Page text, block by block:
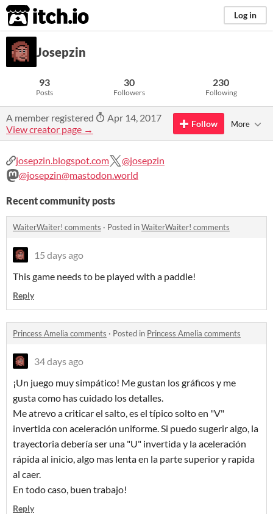
itch.io Log in
Josepzin
93
Posts
30
Followers
230
Following
A member registered
Apr 14, 2017
View creator page →
Follow More
josepzin.blogspot.com
@josepzin
@josepzin@mastodon.world
Recent community posts
WaiterWaiter! comments · Posted inWaiterWaiter! comments
15 days ago
This game needs to be played with a paddle!
Reply
Princess Amelia comments · Posted in Princess Amelia comments
34 days ago
¡Un juego muy simpático! Me gustan los gráficos y me
gusta como has cuidado los detalles.
Me atrevo a criticar el salto, es el típico solto en "V"
invertida con aceleración uniforme. Si puedo sugerir algo, la
trayectoria debería ser una "U" invertida y la aceleración
rápida al inicio, algo mas lenta en la parte superior y rapida
al caer.
En todo caso, buen trabajo!
Reply